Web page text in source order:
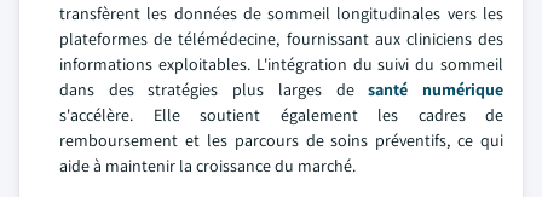
transfèrent les données de sommeil longitudinales vers les
plateformes de télémédecine, fournissant aux cliniciens des
informations exploitables. L'intégration du suivi du sommeil
dans des stratégies plus larges desanté numérique
s'accélère. Elle soutient également les cadres de
remboursement et les parcours de soins préventifs, ce qui
aide à maintenir la croissance du marché.